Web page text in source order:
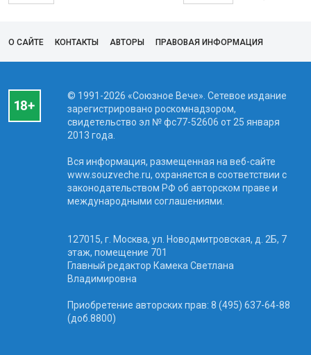
О САЙТЕ КОНТАКТЫ АВТОРЫ ПРАВОВАЯ ИНФОРМАЦИЯ
© 1991-2026 «Союзное Вече». Сетевое издание
зарегистрировано роскомнадзором,
свидетельство эл № фc77-52606 от 25 января
2013 года.
Вся информация, размещенная на веб-сайте
www.souzveche.ru, охраняется в соответствии с
законодательством РФ об авторском праве и
международными соглашениями.
127015, г. Москва, ул. Новодмитровская, д. 2Б, 7
этаж, помещение 701
Главный редактор Камека Светлана
Владимировна
Приобретение авторских прав: 8 (495) 637-64-88
(доб.8800)